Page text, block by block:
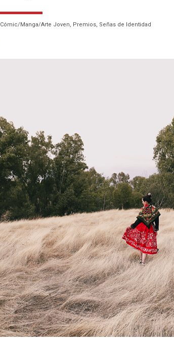
Cómic/Manga/Arte Joven, Premios, Señas de Identidad